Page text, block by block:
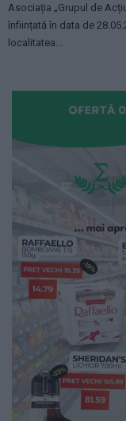
Asociația „Grupul de
înființată în data de
localitatea...